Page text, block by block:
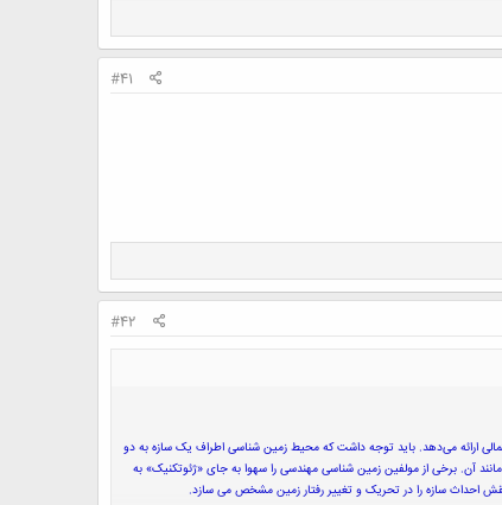
#41
#42
ارائه می‌دهد. باید توجه داشت که محیط زمین شناسی اطراف یک سازه به دو
آن. برخی از مولفین زمین شناسی مهندسی را سهوا به جای «ژئوتکنیک» به
احداث سازه را در تحریک و تغییر رفتار زمین مشخص می سازد.